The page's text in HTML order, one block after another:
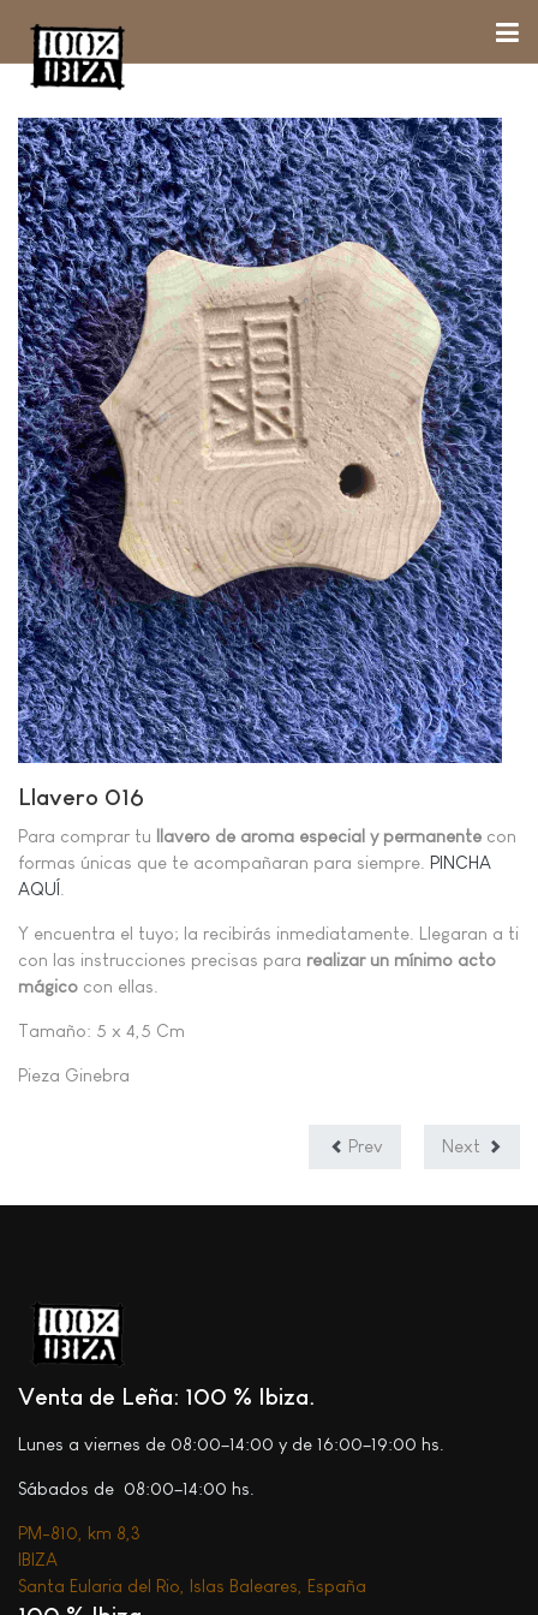
Llavero 016
Para comprar tu llavero de aroma especial y permanente con
formas únicas que te acompañaran para siempre. PINCHA
AQUÍ
Y encuentra el tuyo; la recibirás inmediatamente. Llegaran a ti
con las instrucciones precisas para realizar un mínimo acto
mágico con ellas.
Tamaño: 5 x 4,5 Cm
Pieza Ginebra
Prev Next
Venta de Leña: 100 % Ibiza
Lunes a viernes de 08:00–14:00 y de 16:00–19:00 hs.
Sábados de 08:00–14:00 hs.
PM-810, km 8,3
IBIZA
Santa Eularia del Rio, Islas Baleares, España